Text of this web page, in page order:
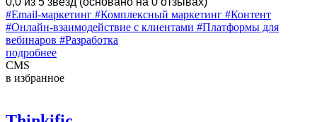
#Email-маркетинг #Комплексный маркетинг #Контент
#Онлайн-взаимодействие с клиентами #Платформы для
вебинаров #Разработка
подробнее
CMS
в избранное